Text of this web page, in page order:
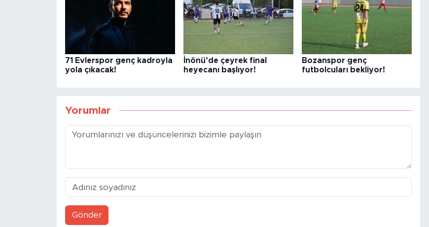
71 Evlerspor genç kadroyla
yola çıkacak!
İnönü’de çeyrek final
heyecanı başlıyor!
Bozanspor genç
futbolcuları bekliyor!
Yorumlar
Gönder